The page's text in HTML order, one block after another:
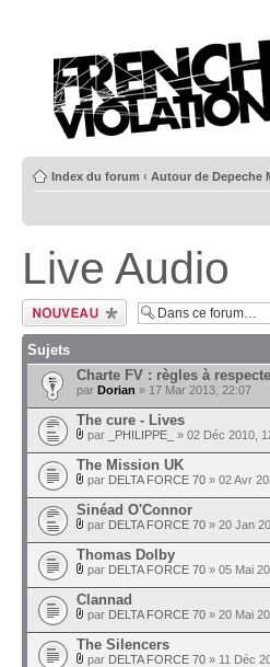
Index du forum ‹ Autour de Depeche
Live Audio
Ecrire un nouveau
sujet
Sujets
Charte FV : règles à
par Dorian » 17 Mar 2013, 22:07
The cure - Lives
par _PHILIPPE_ » 02 Déc 2010,
The Mission UK
par DELTA FORCE 70 » 02 Avr
Sinéad O'Connor
par DELTA FORCE 70 » 20 Jan
Thomas Dolby
par DELTA FORCE 70 » 05 Mai
Clannad
par DELTA FORCE 70 » 20 Mai
The Silencers
par DELTA FORCE 70 » 11 Déc